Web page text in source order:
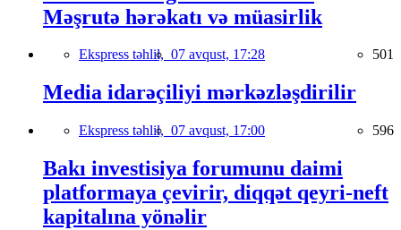
Məşrutə hərəkatı və müasirlik
Ekspress təhlil, 07 avqust, 17:28 501
Media idarəçiliyi mərkəzləşdirilir
Ekspress təhlil, 07 avqust, 17:00 596
Bakı investisiya forumunu daimi
platformaya çevirir, diqqət qeyri-neft
kapitalına yönəlir